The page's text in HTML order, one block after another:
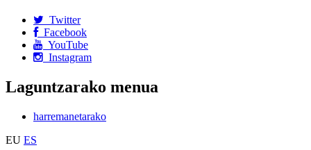
Twitter
Facebook
YouTube
Instagram
Laguntzarako menua
harremanetarako
EU ES